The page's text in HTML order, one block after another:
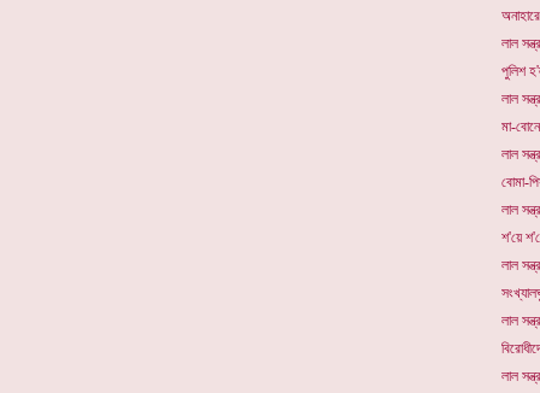
লাল
পুলিশ
লাল
মা-
লাল
বোমা-
লাল
শ'য়ে
লাল
লাল
লাল